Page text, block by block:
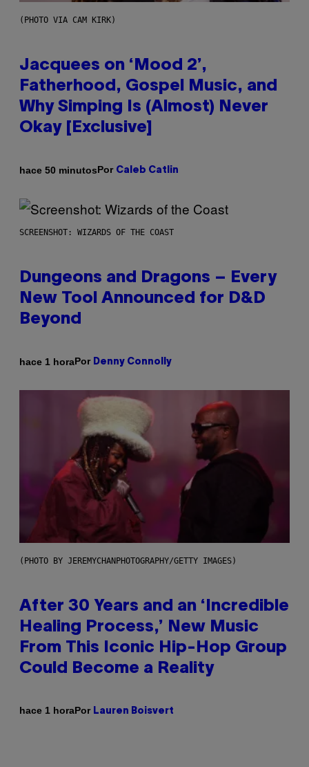
(PHOTO VIA CAM KIRK)
Jacquees on ‘Mood 2’,
Fatherhood, Gospel Music, and
Why Simping Is (Almost) Never
Okay [Exclusive]
hace 50 minutosPor Caleb Catlin
SCREENSHOT: WIZARDS OF THE COAST
Dungeons and Dragons – Every
New Tool Announced for D&D
Beyond
hace 1 horaPor Denny Connolly
(PHOTO BY JEREMYCHANPHOTOGRAPHY/GETTY IMAGES)
After 30 Years and an ‘Incredible
Healing Process,’ New Music
From This Iconic Hip-Hop Group
Could Become a Reality
hace 1 horaPor Lauren Boisvert